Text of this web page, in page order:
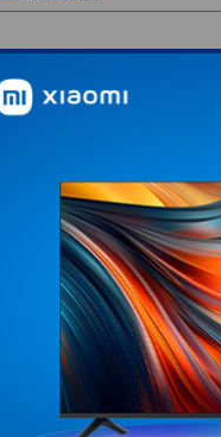
na deklaraciji proizvoda.